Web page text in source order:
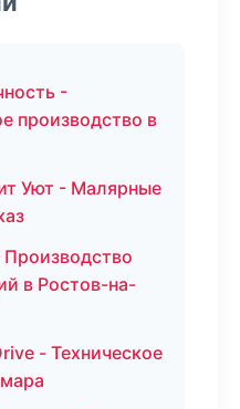
-
производство в
Уют - Малярные
в Ростов-на-
- Техническое